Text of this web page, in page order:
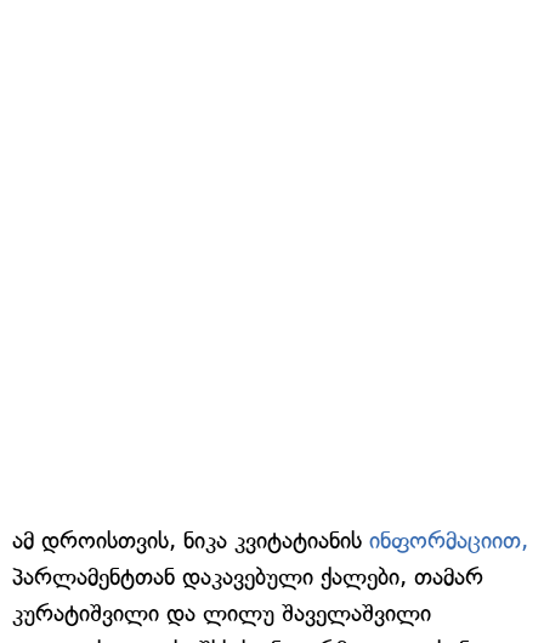
ამ დროისთვის, ნიკა კვიტატიანის ინფორმაციით,
პარლამენტთან დაკავებული ქალები, თამარ
კურატიშვილი და ლილუ შაველაშვილი